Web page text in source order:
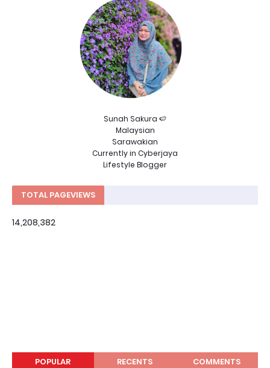
Sunah Sakura 🍉
Malaysian
Sarawakian
Currently in Cyberjaya
Lifestyle Blogger
TOTAL PAGEVIEWS
14,208,382
POPULAR RECENTS COMMENTS